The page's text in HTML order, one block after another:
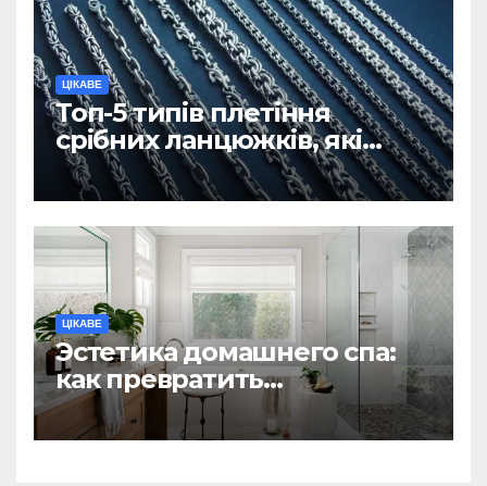
ЦІКАВЕ
Топ-5 типів плетіння
срібних ланцюжків, які
вважаються
найнадійнішими
ЦІКАВЕ
Эстетика домашнего спа:
как превратить
ежедневную гигиену в
восстанавливающий